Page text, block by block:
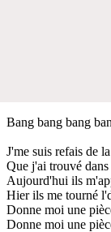
Bang bang bang
J'me suis refais de
Que j'ai trouvé dans
Aujourd'hui ils
Hier ils me tourné
Donne moi une
Donne moi une